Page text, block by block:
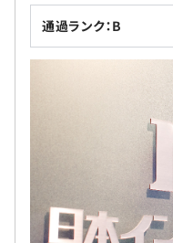
通過ランク：B